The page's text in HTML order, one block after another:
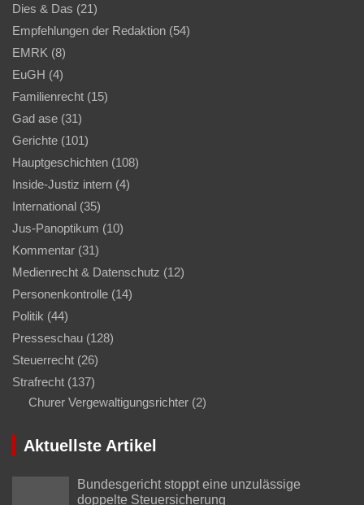
Dies & Das (21)
Empfehlungen der Redaktion (54)
EMRK (8)
EuGH (4)
Familienrecht (15)
Gad ase (31)
Gerichte (101)
Hauptgeschichten (108)
Inside-Justiz intern (4)
International (35)
Jus-Panoptikum (10)
Kommentar (31)
Medienrecht & Datenschutz (12)
Personenkontrolle (14)
Politik (44)
Presseschau (128)
Steuerrecht (26)
Strafrecht (137)
Churer Vergewaltigungsrichter (2)
Aktuellste Artikel
Bundesgericht stoppt eine unzulässige
doppelte Steuersicherung